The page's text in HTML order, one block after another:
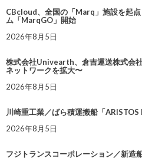
CBcloud、全国の「Marq」施設を起
ム「MarqGO」開始
2026年8月5日
株式会社Univearth、倉吉運送株式会
ネットワークを拡大〜
2026年8月5日
川崎重工業／ばら積運搬船「ARISTOS
2026年8月5日
フジトランスコーポレーション／新造